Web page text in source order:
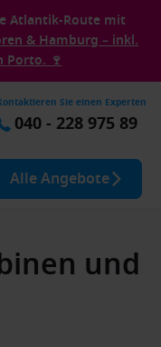
Atlantik-Route mit
& Hamburg – inkl.
Porto. 🍷
Sie einen Experten
040 - 228 975 89
Alle Angebote
und